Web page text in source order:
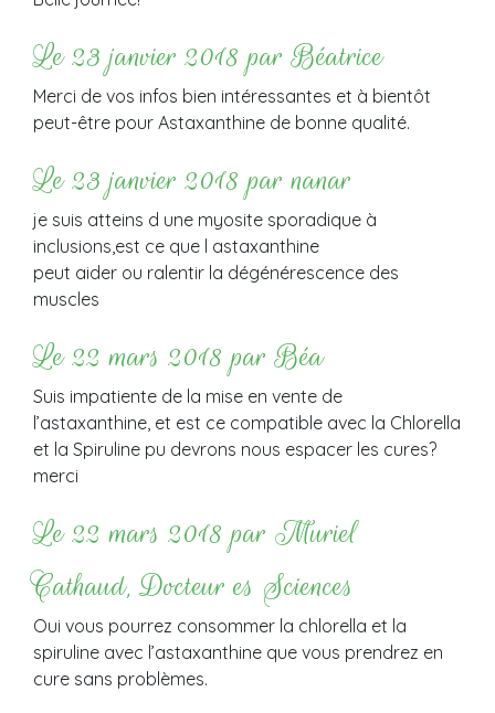
Le 23 janvier 2018 par Béatrice
Merci de vos infos bien intéressantes et à bientôt
peut-être pour Astaxanthine de bonne qualité.
Le 23 janvier 2018 par nanar
je suis atteins d une myosite sporadique à
inclusions,est ce que l astaxanthine
peut aider ou ralentir la dégénérescence des
muscles
Le 22 mars 2018 par Béa
Suis impatiente de la mise en vente de
l’astaxanthine, et est ce compatible avec la Chlorella
et la Spiruline pu devrons nous espacer les cures?
merci
Le 22 mars 2018 par Muriel
Cathaud, Docteur es Sciences
Oui vous pourrez consommer la chlorella et la
spiruline avec l’astaxanthine que vous prendrez en
cure sans problèmes.